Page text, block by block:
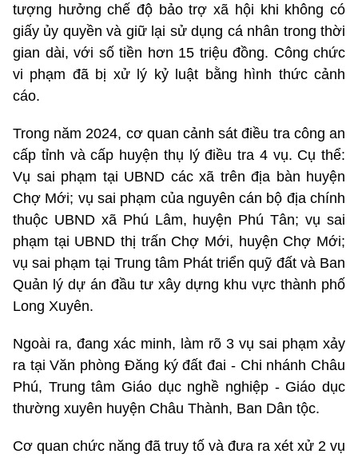
tượng hưởng chế độ bảo trợ xã hội khi không có
giấy ủy quyền và giữ lại sử dụng cá nhân trong thời
gian dài, với số tiền hơn 15 triệu đồng. Công chức
vi phạm đã bị xử lý kỷ luật bằng hình thức cảnh
cáo.
Trong năm 2024, cơ quan cảnh sát điều tra công an
cấp tỉnh và cấp huyện thụ lý điều tra 4 vụ. Cụ thể:
Vụ sai phạm tại UBND các xã trên địa bàn huyện
Chợ Mới; vụ sai phạm của nguyên cán bộ địa chính
thuộc UBND xã Phú Lâm, huyện Phú Tân; vụ sai
phạm tại UBND thị trấn Chợ Mới, huyện Chợ Mới;
vụ sai phạm tại Trung tâm Phát triển quỹ đất và Ban
Quản lý dự án đầu tư xây dựng khu vực thành phố
Long Xuyên.
Ngoài ra, đang xác minh, làm rõ 3 vụ sai phạm xảy
ra tại Văn phòng Đăng ký đất đai - Chi nhánh Châu
Phú, Trung tâm Giáo dục nghề nghiệp - Giáo dục
thường xuyên huyện Châu Thành, Ban Dân tộc.
Cơ quan chức năng đã truy tố và đưa ra xét xử 2 vụ